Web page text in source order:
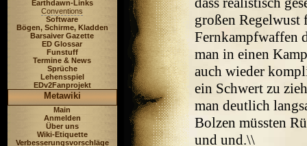
Earthdawn-Links
Conventions
Software
Bögen, Schirme, Kladden
Barsaiver Gazette
ED Glossar
Funstuff
Termine & News
Sprüche
Lehensspiel
EDv2Fanprojekt
Metawiki
Main
Anmelden
Über uns
Wiki-Etiquette
Verbesserungsvorschläge
großen Regelwust
Fernkampfwaffen
man in einen
auch wieder
ein Schwert zu
man deutlich
Bolzen müssten
und und.\\